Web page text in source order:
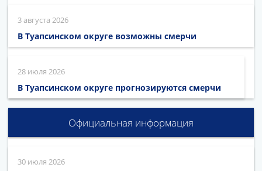
3 августа 2026
В Туапсинском округе возможны смерчи
28 июля 2026
В Туапсинском округе прогнозируются смерчи
Официальная информация
30 июля 2026